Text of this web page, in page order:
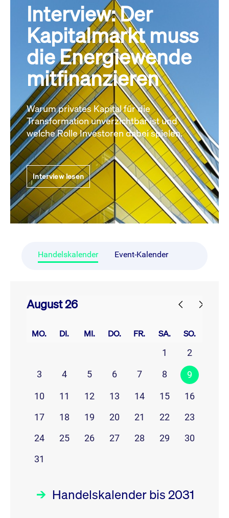
Interview: Der
Kapitalmarkt muss
die Energiewende
mitfinanzieren
Warum privates Kapital für die
Transformation unverzichtbar ist und
welche Rolle Investoren dabei spielen.
Interview lesen
Handelskalender Event-Kalender
August 26
MO. DI. MI. DO. FR. SA. SO.
1
2
3
4 5 6 7 8 9
10 11 12 13 14 15
16
17
18 19 20 21 22
23
24
25 26 27 28 29
30
31
Handelskalender bis 2031